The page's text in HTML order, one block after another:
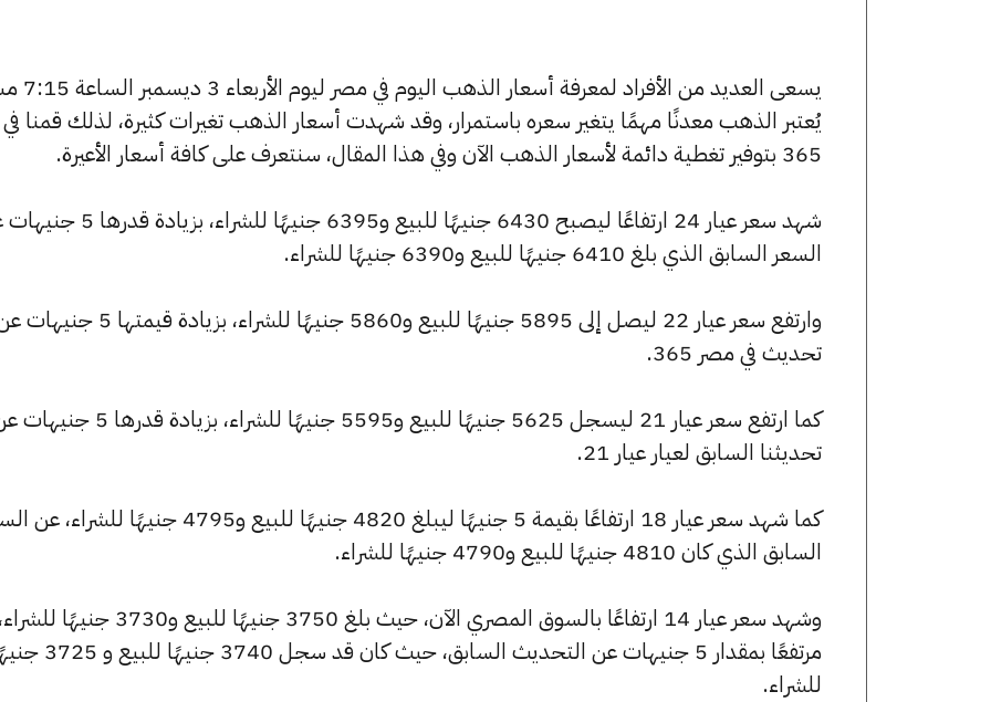
يسعى العديد من
يُعتبر الذهب معدنًا مهمًا يتغير سعره باستمرار، وقد شهدت أسعار الذهب تغيرات كثيرة، لذلك قمنا
365 بتوفير تغطية دائمة لأسعار الذهب الآن وفي هذا المقال، سنتعرف على كافة أسعار الأعيرة.
شهد سعر عيار 24 ارتفاعًا ليصبح 6430 جنيهًا للبيع و6395 جنيهًا
السعر السابق الذي بلغ 6410 جنيهًا للبيع و6390 جنيهًا للشراء.
وارتفع سعر عيار 22 ليصل إلى 5895 جنيهًا للبيع و5860 جنيهًا
تحديث في مصر 365.
كما ارتفع سعر عيار 21 ليسجل 5625 جنيهًا للبيع و5595 جنيهًا للشراء، بزيادة
تحديثنا السابق لعيار عيار 21.
كما شهد سعر عيار 18 ارتفاعًا بقيمة 5 جنيهًا ليبلغ 4820 جنيهًا للبيع و4795 جنيهًا
السابق الذي كان 4810 جنيهًا للبيع و4790 جنيهًا للشراء.
وشهد سعر عيار 14 ارتفاعًا بالسوق المصري الآن، حيث بلغ 3750 جنيهًا للبيع و3730 جنيهًا للشراء،
مرتفعًا بمقدار 5 جنيهات عن التحديث السابق، حيث كان قد سجل
للشراء.